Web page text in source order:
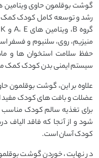
گوشت بوقلمون حاوی ویتامین
رشد و توسعه کامل کودک کمک
منیزیم، روی، سلنیوم و فسفر
حفظ سلامت استخوان ‌ها و
سیستم ایمنی بدن کودک کمک
علاوه بر این، گوشت بوقلمون
عضلات و بافت ‌های کودک مفید
برای تغذیه سالم کودک
شود و از آنجا که فاقد
کودک آسان است.
در نهایت، خوردن گوشت